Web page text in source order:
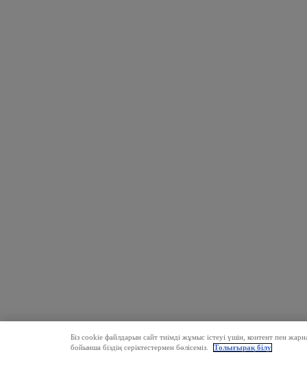
Біз cookie файлдарын сайт тиімді жұмыс істеуі үшін, контент пен
бойынша біздің серіктестермен бөлісеміз.
Толығырақ білу